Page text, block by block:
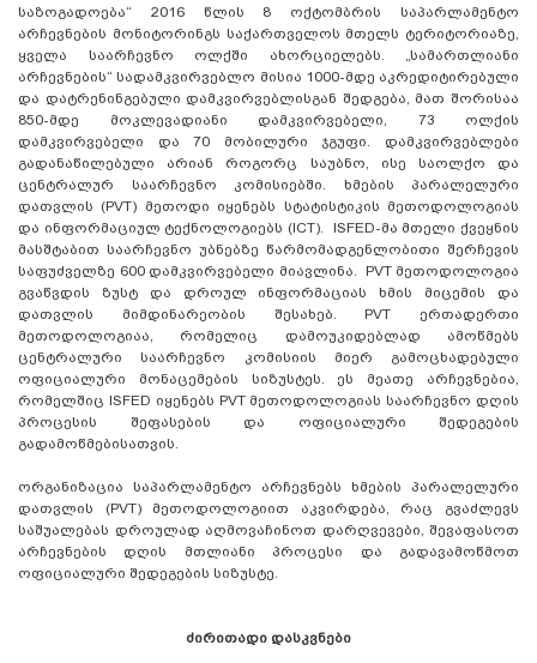
საზოგადოება“ 2016 წლის 8 ოქტომბრის საპარლამენტო
არჩევნების მონიტორინგს საქართველოს მთელს ტერიტორიაზე,
ყველა საარჩევნო ოლქში ახორციელებს. „სამართლიანი
არჩევნების“ სადამკვირვებლო მისია 1000-მდე აკრედიტირებული
და დატრენინგებული დამკვირვებლისგან შედგება, მათ შორისაა
850-მდე მოკლევადიანი დამკვირვებელი, 73 ოლქის
დამკვირვებელი და 70 მობილური ჯგუფი. დამკვირვებლები
გადანაწილებული არიან როგორც საუბნო, ისე საოლქო და
ცენტრალურ საარჩევნო კომისიებში. ხმების პარალელური
დათვლის (PVT) მეთოდი იყენებს სტატისტიკის მეთოდოლოგიას
და ინფორმაციულ ტექნოლოგიებს (ICT). ISFED-მა მთელი ქვეყნის
მასშტაბით საარჩევნო უბნებზე წარმომადგენლობითი შერჩევის
საფუძველზე 600 დამკვირვებელი მიავლინა. PVT მეთოდოლოგია
გვაწვდის ზუსტ და დროულ ინფორმაციას ხმის მიცემის და
დათვლის მიმდინარეობის შესახებ. PVT ერთადერთი
მეთოდოლოგიაა, რომელიც დამოუკიდებლად ამოწმებს
ცენტრალური საარჩევნო კომისიის მიერ გამოცხადებული
ოფიციალური მონაცემების სიზუსტეს. ეს მეათე არჩევნებია,
რომელშიც ISFED იყენებს PVT მეთოდოლოგიას საარჩევნო დღის
პროცესის შეფასების და ოფიციალური შედეგების
გადამოწმებისათვის.
ორგანიზაცია საპარლამენტო არჩევნებს ხმების პარალელური
დათვლის (PVT) მეთოდოლოგიით აკვირდება, რაც გვაძლევს
საშუალებას დროულად აღმოვაჩინოთ დარღვევები, შევაფასოთ
არჩევნების დღის მთლიანი პროცესი და გადავამოწმოთ
ოფიციალური შედეგების სიზუსტე.
ძირითადი დასკვნები